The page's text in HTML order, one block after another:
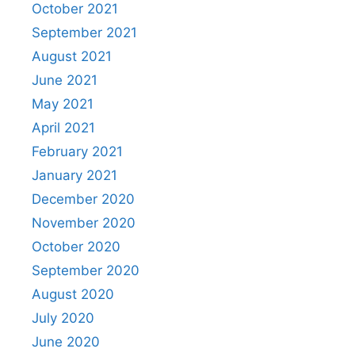
October 2021
September 2021
August 2021
June 2021
May 2021
April 2021
February 2021
January 2021
December 2020
November 2020
October 2020
September 2020
August 2020
July 2020
June 2020